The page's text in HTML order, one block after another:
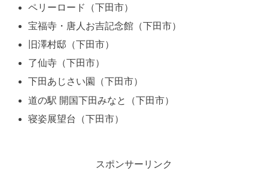
ペリーロード（下田市）
宝福寺・唐人お吉記念館（下田市）
旧澤村邸（下田市）
了仙寺（下田市）
下田あじさい園（下田市）
道の駅 開国下田みなと（下田市）
寝姿展望台（下田市）
スポンサーリンク